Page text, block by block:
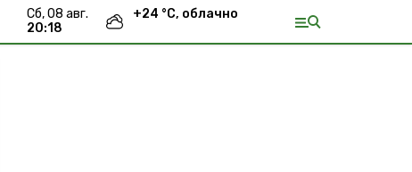
сб, 08 авг.
20:18
+24 °С, облачно